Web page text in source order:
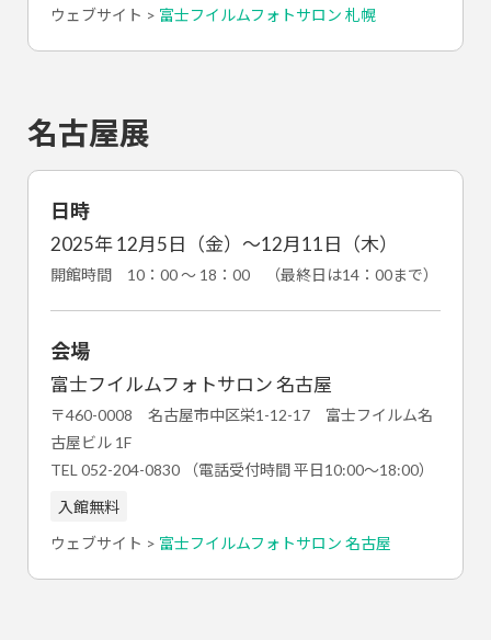
ウェブサイト > 富士フイルムフォトサロン 札幌
名古屋展
日時
2025年 12月5日（金）～12月11日（木）
開館時間 10：00 ～ 18：00 （最終日は14：00まで）
会場
富士フイルムフォトサロン 名古屋
〒460-0008 名古屋市中区栄1-12-17 富士フイルム名
古屋ビル 1F
TEL 052-204-0830 （電話受付時間 平日10:00～18:00）
入館無料
ウェブサイト > 富士フイルムフォトサロン 名古屋